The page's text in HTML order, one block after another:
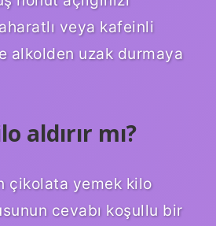
veya kafeinli
alkolden uzak durmaya
aldırır mı?
çikolata yemek kilo
cevabı koşullu bir